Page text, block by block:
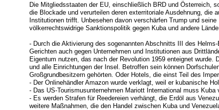
Die Mitgliedsstaaten der EU, einschließlich BRD und Österreich,
die Blockade und verurteilen deren exterritoriale Ausdehnung, die
Institutionen trifft. Unbesehen davon verschärfen Trump und
völkerrechtswidrige Sanktionspolitik gegen Kuba und andere
- Durch die Aktivierung des sogenannten Abschnitts III des
Gerichten auch gegen Unternehmen und Institutionen aus
Eigentum nutzen, das nach der Revolution 1959 enteignet wurde.
und alle Einrichtungen der Insel. Betroffen sein können
Großgrundbesitzern gehörten. Oder Hotels, die einst Teil des
- Der Onlinehändler Amazon wurde verklagt, weil er kubanische
- Das US-Tourismusunternehmen Mariott International muss Kuba
- Es werden Strafen für Reedereien verhängt, die Erdöl aus
weitere Maßnahmen, die den Handel zwischen Kuba und